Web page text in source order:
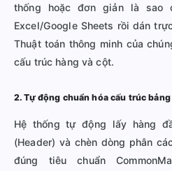
thống hoặc đơn giản là sao
Excel/Google Sheets rồi dán
Thuật toán thông minh của
cấu trúc hàng và cột.
2. Tự động chuẩn hóa cấu trúc bảng
Hệ thống tự động lấy hàng
(Header) và chèn dòng phân
đúng tiêu chuẩn